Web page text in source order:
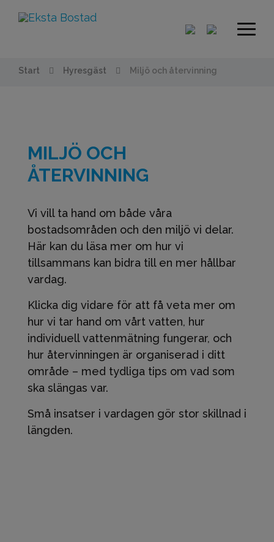
Start Hyresgäst Miljö och återvinning
MILJÖ OCH
ÅTERVINNING
Vi vill ta hand om både våra
bostadsområden och den miljö vi delar.
Här kan du läsa mer om hur vi
tillsammans kan bidra till en mer hållbar
vardag.
Klicka dig vidare för att få veta mer om
hur vi tar hand om vårt vatten, hur
individuell vattenmätning fungerar, och
hur återvinningen är organiserad i ditt
område – med tydliga tips om vad som
ska slängas var.
Små insatser i vardagen gör stor skillnad i
längden.